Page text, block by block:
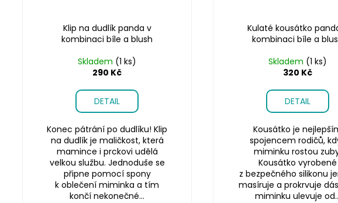
Klip na dudlík panda v
kombinaci bíle a blush
Skladem (1 ks)
290 Kč
DETAIL
Konec pátrání po dudlíku! Klip
na dudlík je maličkost, která
mamince i prckovi udělá
velkou službu. Jednoduše se
připne pomocí spony
k oblečení miminka a tím
končí nekonečné...
Kulaté kousátko
kombinaci bíle a
Skladem (1 ks)
320 Kč
DETAIL
Kousátko je
spojencem rodičů,
miminku rostou
Kousátko vyrobené
z bezpečného silikonu
masíruje a prokrvuje
miminku ulevuje